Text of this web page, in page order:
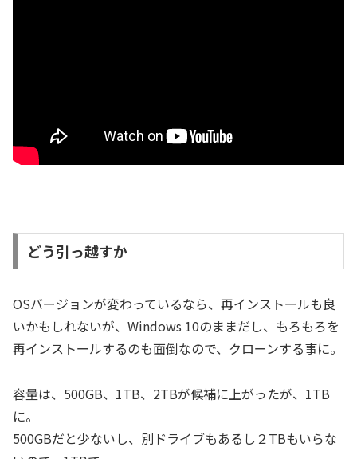
どう引っ越すか
OSバージョンが変わっているなら、再インストールも良
いかもしれないが、Windows 10のままだし、もろもろを
再インストールするのも面倒なので、クローンする事に。
容量は、500GB、1TB、2TBが候補に上がったが、1TB
に。
500GBだと少ないし、別ドライブもあるし２TBもいらな